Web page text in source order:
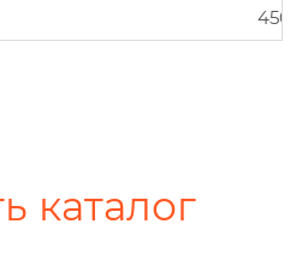
каталог